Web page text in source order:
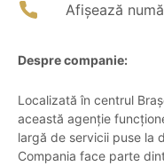
Afișează
Despre companie:
Localizată în centrul
această agenție
largă de servicii puse la
Compania face parte